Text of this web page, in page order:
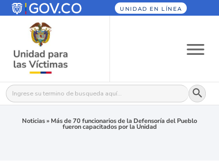
UNIDAD EN LÍNEA
Buscar: Botón
Noticias» Más de 70 funcionarios de la Defensoría del Pueblo
fueron capacitados por la Unidad